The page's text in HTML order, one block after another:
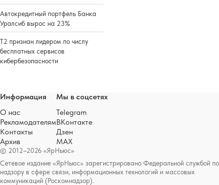
Автокредитный портфель Банка
Уралсиб вырос на 23%
Т2 признан лидером по числу
бесплатных сервисов
кибербезопасности
© 2012–2026 «ЯрНьюс»
Сетевое издание «ЯрНьюс» зарегистрировано Федеральной службой по
надзору в сфере связи, информационных технологий и массовых
коммуникаций (Роскомнадзор).
Информация
О нас
Рекламодателям
Контакты
Архив
Мы в соцсетях
Telegram
ВКонтакте
Дзен
MAX